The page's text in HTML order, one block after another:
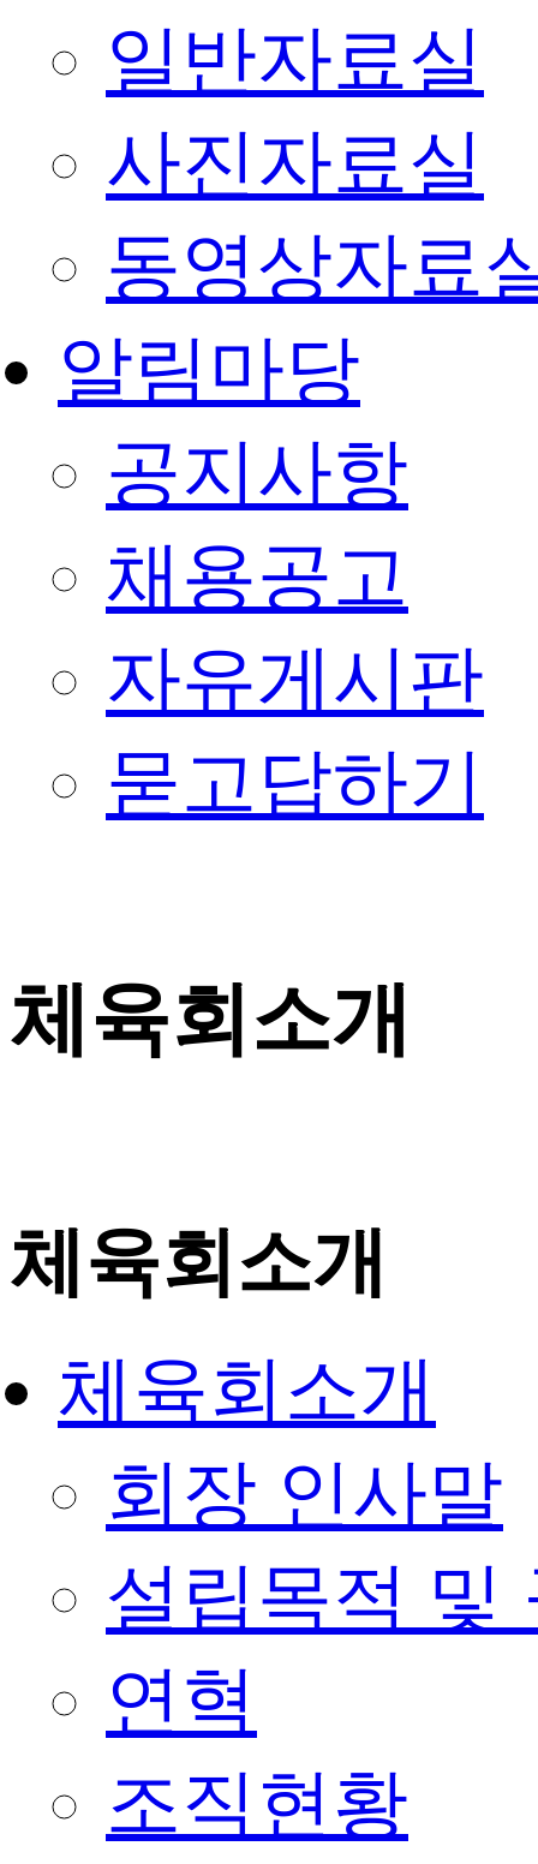
일반자료실
사진자료실
동영상자료
알림마당
공지사항
채용공고
자유게시판
묻고답하기
체육회소개
체육회소개
체육회소개
회장 인사말
설립목적 및
연혁
조직현황